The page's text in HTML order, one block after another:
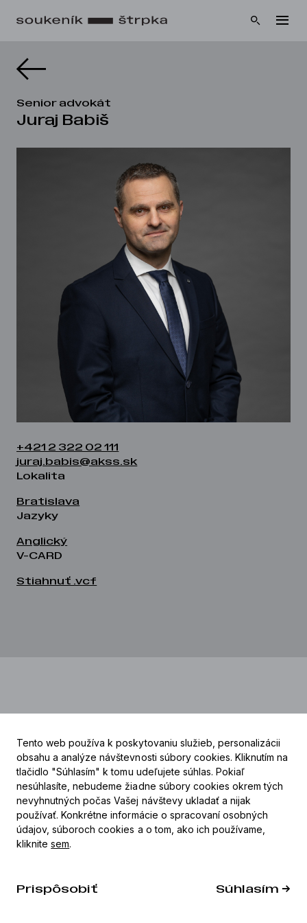
Senior advokát
Juraj Babiš
+421 2 322 02 111
juraj.babis@akss.sk
Lokalita
Bratislava
Jazyky
Anglický
V-CARD
Stiahnuť .vcf
Bratislava
Nitra
Tento web používa k poskytovaniu služieb, personalizácii
obsahu a analýze návštevnosti súbory cookies. Kliknutím na
tlačidlo "Súhlasím" k tomu udeľujete súhlas. Pokiaľ
nesúhlasíte, nebudeme žiadne súbory cookies okrem tých
nevyhnutných počas Vašej návštevy ukladať a nijak
používať. Konkrétne informácie o spracovaní osobných
údajov, súboroch cookies a o tom, ako ich používame,
kliknitesem.
Prispôsobiť Súhlasím →